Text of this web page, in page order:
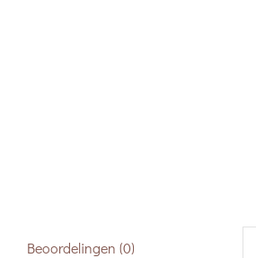
Beoordelingen (0)